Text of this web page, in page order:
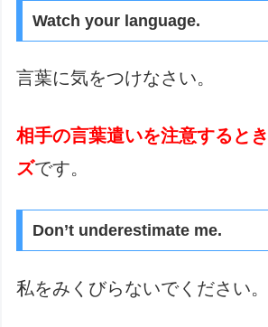
Watch your language.
言葉に気をつけなさい。
相手の言葉遣いを注意すると
ズです。
Don’t underestimate me.
私をみくびらないでください。